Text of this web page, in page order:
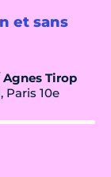
et sans
Agnes Tirop
Paris 10e